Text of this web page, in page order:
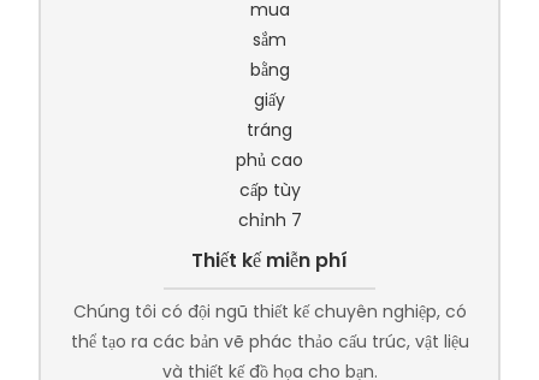
Thiết kế miễn phí
Chúng tôi có đội ngũ thiết kế chuyên nghiệp, có
thể tạo ra các bản vẽ phác thảo cấu trúc, vật liệu
và thiết kế đồ họa cho bạn.